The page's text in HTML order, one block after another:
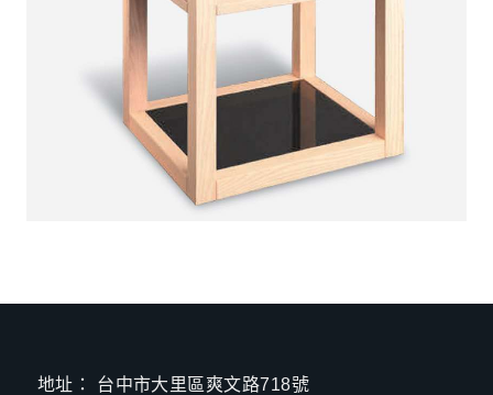
地址：
台中市大里區爽文路718號